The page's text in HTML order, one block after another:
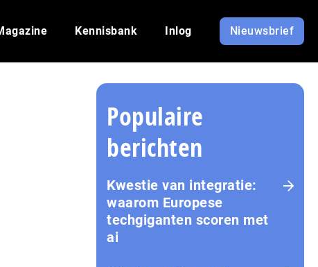
Kennisbank Inlog Nieuwsbrief
Populaire
berichten
Kwestie van integratie:
waarom Europese
techgiganten scoren met
ai